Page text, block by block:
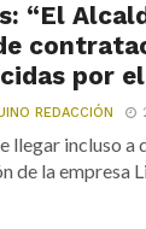
“El
por
REDACCIÓN
llegar incluso a
de la empresa